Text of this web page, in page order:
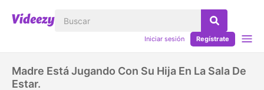
Iniciar sesión Regístrate
Madre Está Jugando Con Su Hija En La Sala De
Estar.